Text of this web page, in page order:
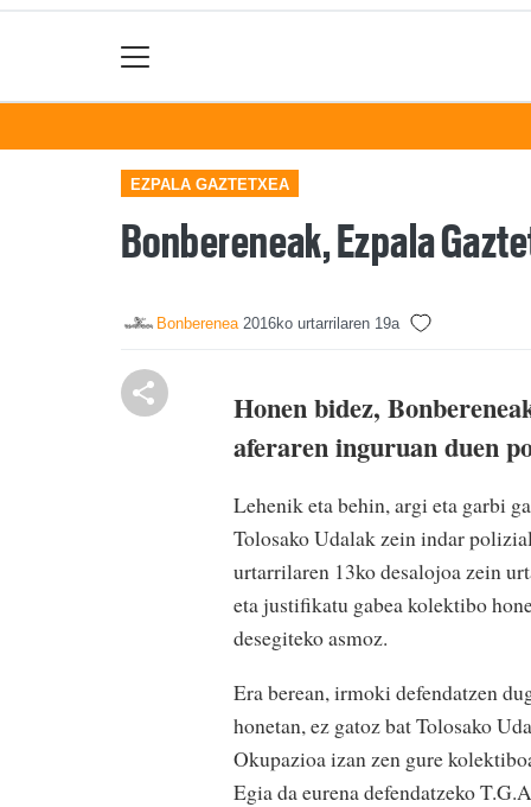
EZPALA GAZTETXEA
Bonbereneak, Ezpala
Bonberenea 2016ko urtarrilaren 19a
Honen bidez,
aferaren inguruan duen
Lehenik eta behin, argi eta garbi
Tolosako Udalak zein indar
urtarrilaren 13ko desalojoa zein
eta justifikatu gabea kolektibo
desegiteko asmoz.
Era berean, irmoki defendatzen
honetan, ez gatoz bat Tolosako
Okupazioa izan zen gure
Egia da eurena defendatzeko